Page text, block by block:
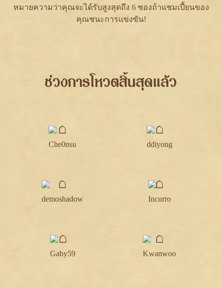
หมายความว่าคุณจะได้รับสูงสุดถึง 6 ซองถ้าแชมเปี้ยนของ
คุณชนะการแข่งขัน!
ช่วงการโหวตสิ้นสุดแล้ว
Che0nsu ddiyong
demoshadow Incurro
Gaby59 Kwanwoo